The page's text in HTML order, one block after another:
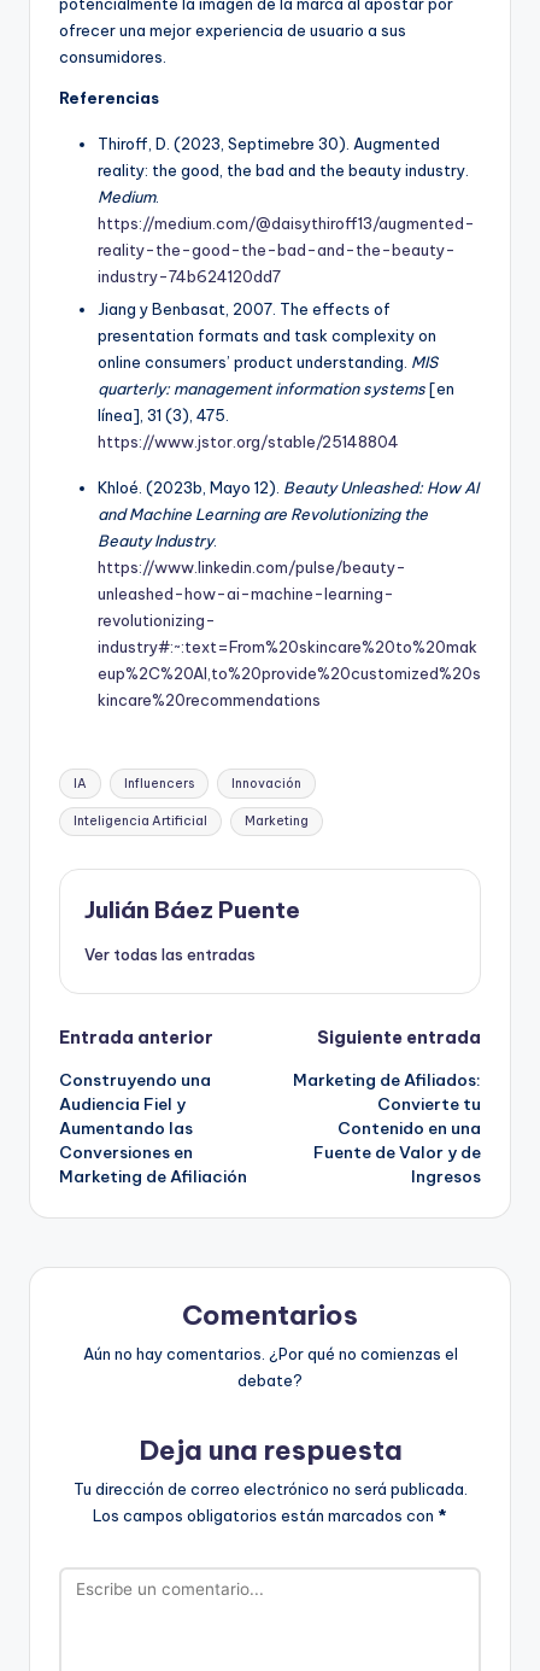
ofrecer una mejor experiencia de usuario a sus
consumidores.
Referencias
Thiroff, D. (2023, Septimebre 30). Augmented
reality: the good, the bad and the beauty industry.
Medium.
https://medium.com/@daisythiroff13/augmented-
reality-the-good-the-bad-and-the-beauty-
industry-74b624120dd7
Jiang y Benbasat, 2007. The effects of
presentation formats and task complexity on
online consumers’ product understanding. MIS
quarterly: management information systems[en
línea], 31 (3), 475.
https://www.jstor.org/stable/25148804
Khloé. (2023b, Mayo 12). Beauty Unleashed: How AI
and Machine Learning are Revolutionizing the
Beauty Industry.
https://www.linkedin.com/pulse/beauty-
unleashed-how-ai-machine-learning-
revolutionizing-
industry#:~:text=From%20skincare%20to%20mak
eup%2C%20AI,to%20provide%20customized%20s
kincare%20recommendations
Etiquetas:
IA Influencers Innovación
Inteligencia Artificial Marketing
Julián Báez Puente
Ver todas las entradas
Navegación
de
entradas
Entrada anterior
Construyendo una
Audiencia Fiel y
Aumentando las
Conversiones en
Marketing de Afiliación
Siguiente entrada
Marketing de Afiliados:
Convierte tu
Contenido en una
Fuente de Valor y de
Ingresos
Comentarios
Aún no hay comentarios. ¿Por qué no comienzas el
debate?
Deja una respuesta
Tu dirección de correo electrónico no será publicada.
Los campos obligatorios están marcados con *